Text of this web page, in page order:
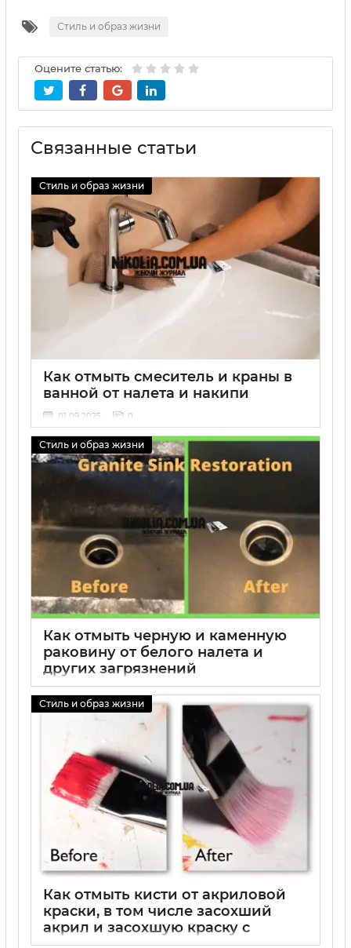
Стиль и образ жизни
Оцените статью:
Связанные статьи
Стиль и образ жизни
Как отмыть смеситель и краны в
ванной от налета и накипи
01 09 2025 0
Стиль и образ жизни
Как отмыть черную и каменную
раковину от белого налета и
других загрязнений
Стиль и образ жизни
Как отмыть кисти от акриловой
краски, в том числе засохший
акрил и засохшую краску с
кисточки